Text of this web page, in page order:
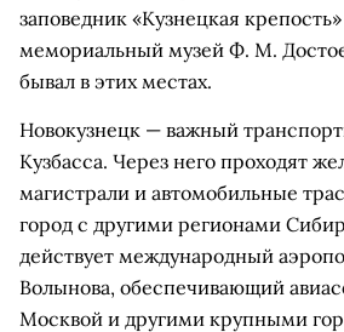
заповедник «Кузнецкая
мемориальный музей Ф. М.
бывал в этих местах.
Новокузнецк — важный
Кузбасса. Через него проходят
магистрали и автомобильные
город с другими регионами
действует международный
Волынова, обеспечивающий
Москвой и другими крупными